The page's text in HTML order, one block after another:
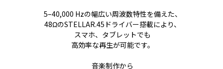
5–40,000 Hzの幅広い周波数特性を備えた、
48ΩのSTELLAR.45ドライバー搭載により、
スマホ、タブレットでも
高効率な再生が可能です。
音楽制作から